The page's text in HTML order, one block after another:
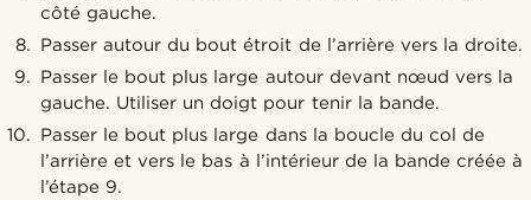
côté gauche.
Passer autour du bout étroit de l’arrière vers la droite.
Passer le bout plus large autour devant nœud vers la
gauche. Utiliser un doigt pour tenir la bande.
Passer le bout plus large dans la boucle du col de
l’arrière et vers le bas à l’intérieur de la bande créée à
l’étape 9.